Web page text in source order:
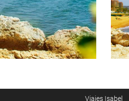
Viajes Isabel